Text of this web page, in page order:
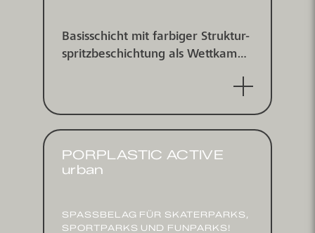
Basisschicht mit farbiger Struktur­
spritz­be­schichtung als Wett­kampf­
PORPLASTIC ACTIVE
urban
SPASSBELAG FÜR SKATER­PARKS, S
PORT­PARKS UND FUN­PARKS!